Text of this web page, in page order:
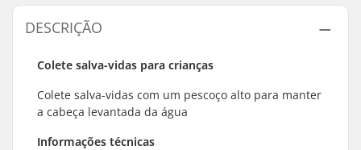
DESCRIÇÃO
Colete salva-vidas para crianças
Colete salva-vidas com um pescoço alto para manter
a cabeça levantada da água
Informações técnicas